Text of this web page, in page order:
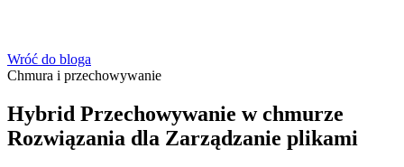
Wróć do bloga
Chmura i przechowywanie
Hybrid Przechowywanie w chmurze
Rozwiązania dla Zarządzanie plikami